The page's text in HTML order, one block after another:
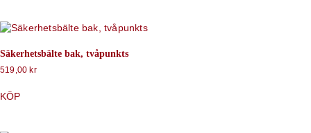
Säkerhetsbälte bak, tvåpunkts
519,00kr
KÖP